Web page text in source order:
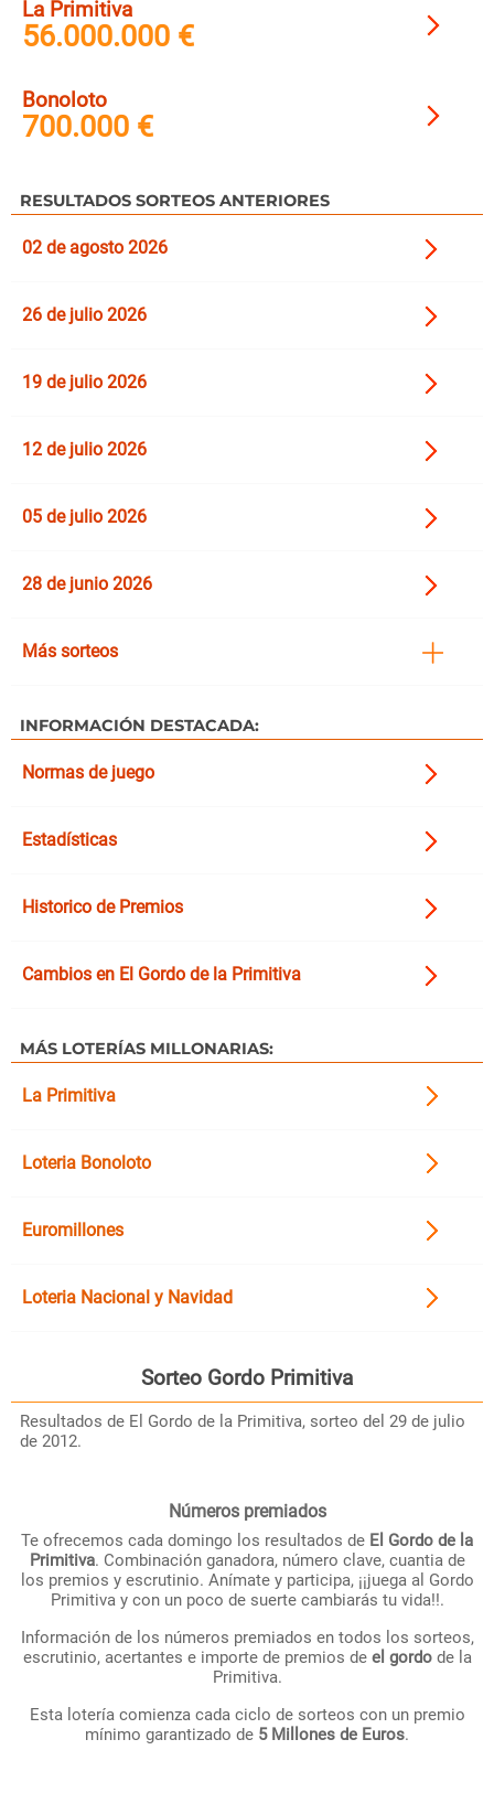
Sorteo Gordo Primitiva
Resultados de El Gordo de la Primitiva, sorteo del 29 de julio
de 2012.
La Primitiva
56.000.000 €
Bonoloto
700.000 €
RESULTADOS SORTEOS ANTERIORES
02 de agosto 2026
26 de julio 2026
19 de julio 2026
12 de julio 2026
05 de julio 2026
28 de junio 2026
Más sorteos
INFORMACIÓN DESTACADA:
Normas de juego
Estadísticas
Historico de Premios
Cambios en El Gordo de la Primitiva
MÁS LOTERÍAS MILLONARIAS:
La Primitiva
Loteria Bonoloto
Euromillones
Loteria Nacional y Navidad
Números premiados
Te ofrecemos cada domingo los resultados de El Gordo de la
Primitiva. Combinación ganadora, número clave, cuantia de
los premios y escrutinio. Anímate y participa, ¡¡juega al Gordo
Primitiva y con un poco de suerte cambiarás tu vida!!.
Información de los números premiados en todos los sorteos,
escrutinio, acertantes e importe de premios de el gordode la
Primitiva.
Esta lotería comienza cada ciclo de sorteos con un premio
mínimo garantizado de 5 Millones de Euros.